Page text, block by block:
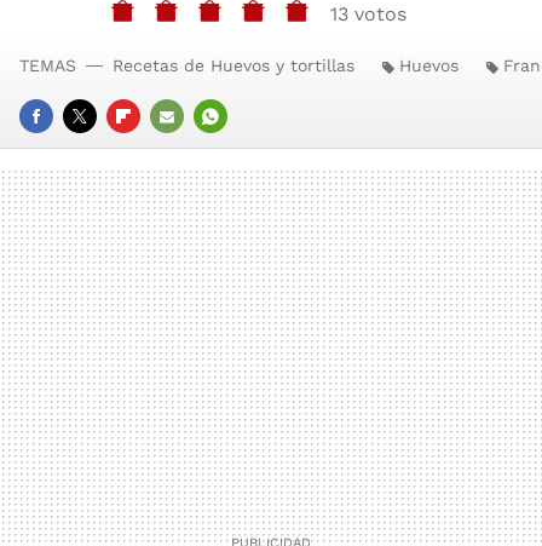
13 votos
FACEBOOK
TWITTERFLIPBOARD
E-
MAIL
WHATSAPP
TEMAS Recetas de Huevos y tortillas Huevos